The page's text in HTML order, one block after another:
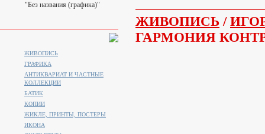
ЖИВОПИСЬ /
ГАРМОНИЯ
"Без названия (графика)"
ЖИВОПИСЬ
ГРАФИКА
АНТИКВАРИАТ И ЧАСТНЫЕ
КОЛЛЕКЦИИ
БАТИК
КОПИИ
ЖИКЛЕ, ПРИНТЫ, ПОСТЕРЫ
ИКОНА